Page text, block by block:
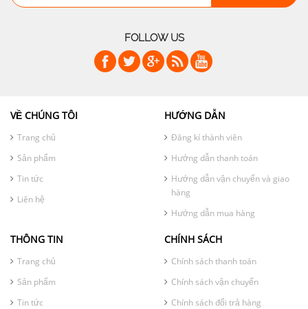
FOLLOW US
VỀ CHÚNG TÔI
Trang chủ
Sản phẩm
Tin tức
Liên hệ
HƯỚNG DẪN
Đăng kí thành viên
Hướng dẫn thanh toán
Hướng dẫn vận chuyển và giao
hàng
Hướng dẫn mua hàng
THÔNG TIN
Trang chủ
Sản phẩm
Tin tức
CHÍNH SÁCH
Chính sách thanh toán
Chính sách vận chuyển
Chính sách đổi trả hàng